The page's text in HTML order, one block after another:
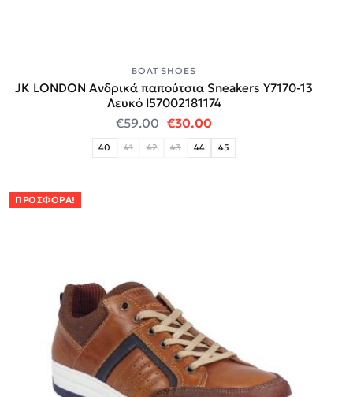
BOAT SHOES
JK LONDON Ανδρικά παπούτσια Sneakers Y7170-13
Λευκό I57002181174
€59.00 Original price was: €59.00.
€30.00Η τρέχουσα τιμή
40 41 42 43 44 45
ΠΡΟΣΦΟΡΆ!